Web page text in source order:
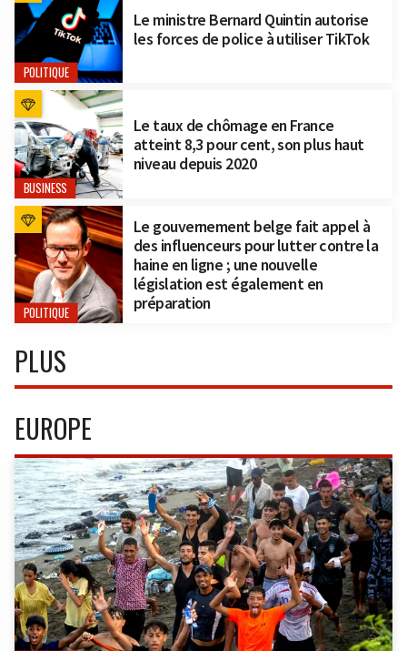
POLITIQUE
Le ministre Bernard Quintin autorise
les forces de police à utiliser TikTok
BUSINESS
Le taux de chômage en France
atteint 8,3 pour cent, son plus haut
niveau depuis 2020
POLITIQUE
Le gouvernement belge fait appel à
des influenceurs pour lutter contre la
haine en ligne ; une nouvelle
législation est également en
préparation
PLUS
EUROPE